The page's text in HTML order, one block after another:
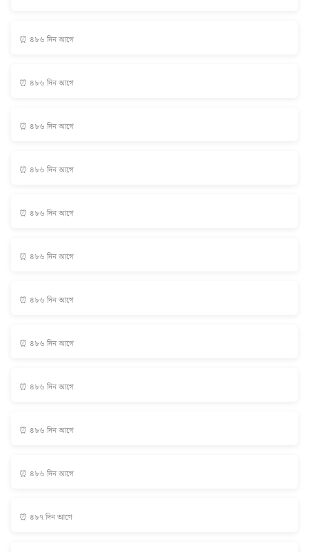
⏰ ৪৮৬ দিন আগে
⏰ ৪৮৬ দিন আগে
⏰ ৪৮৬ দিন আগে
⏰ ৪৮৬ দিন আগে
⏰ ৪৮৬ দিন আগে
⏰ ৪৮৬ দিন আগে
⏰ ৪৮৬ দিন আগে
⏰ ৪৮৬ দিন আগে
⏰ ৪৮৬ দিন আগে
⏰ ৪৮৬ দিন আগে
⏰ ৪৮৬ দিন আগে
⏰ ৪৮৭ দিন আগে